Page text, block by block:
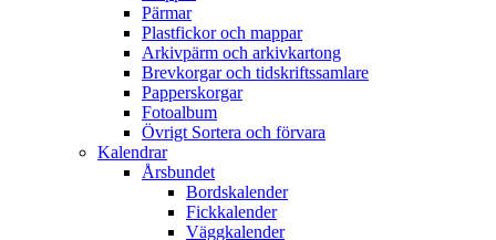
Pärmar
Plastfickor och mappar
Arkivpärm och arkivkartong
Brevkorgar och tidskriftssamlare
Papperskorgar
Fotoalbum
Övrigt Sortera och förvara
Kalendrar
Årsbundet
Bordskalender
Fickkalender
Väggkalender